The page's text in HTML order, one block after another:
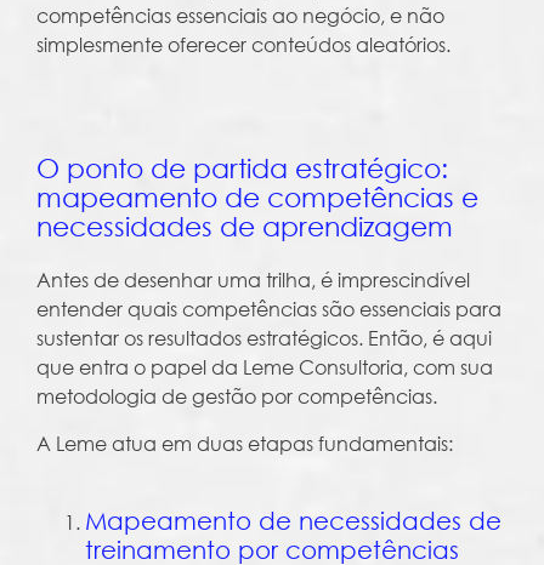
competências essenciais ao negócio, e não
simplesmente oferecer conteúdos aleatórios.
O ponto de partida estratégico:
mapeamento de competências e
necessidades de aprendizagem
Antes de desenhar uma trilha, é imprescindível
entender quais competências são essenciais para
sustentar os resultados estratégicos. Então, é aqui
que entra o papel da Leme Consultoria, com sua
metodologia de gestão por competências.
A Leme atua em duas etapas fundamentais:
Mapeamento de necessidades de
treinamento por competências